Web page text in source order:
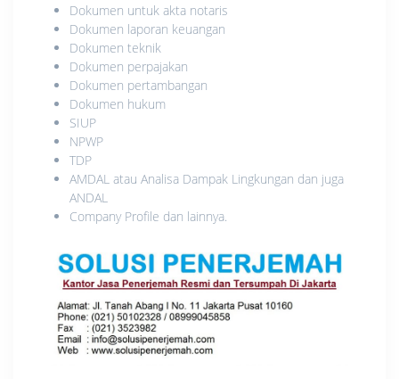
Dokumen untuk akta notaris
Dokumen laporan keuangan
Dokumen teknik
Dokumen perpajakan
Dokumen pertambangan
Dokumen hukum
SIUP
NPWP
TDP
AMDAL atau Analisa Dampak Lingkungan dan juga
ANDAL
Company Profile dan lainnya.